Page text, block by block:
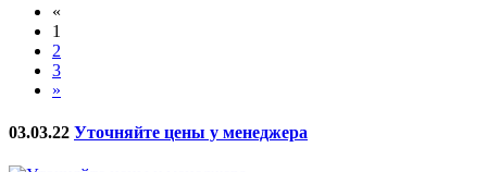
«
1
2
3
»
03.03.22 Уточняйте цены у менеджера